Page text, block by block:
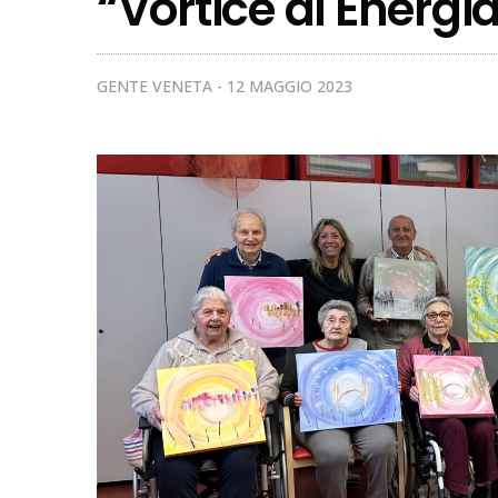
GENTE VENETA 12 MAGGIO 2023